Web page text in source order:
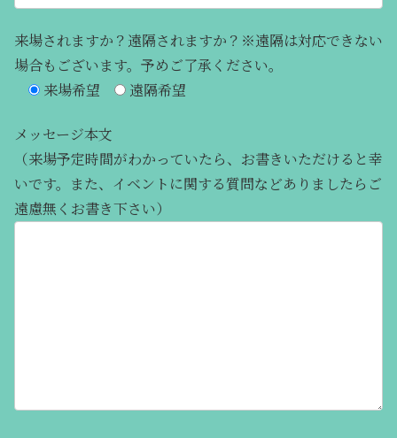
来場されますか？遠隔されますか？※遠隔は対応できない
場合もございます。予めご了承ください。
来場希望
遠隔希望
メッセージ本文
（来場予定時間がわかっていたら、お書きいただけると幸
いです。また、イベントに関する質問などありましたらご
遠慮無くお書き下さい）